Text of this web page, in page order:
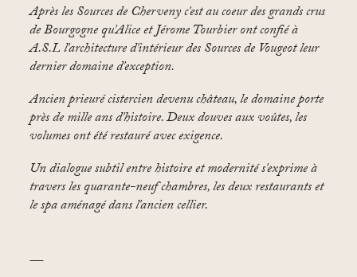
Après les Sources de Cherveny c'est au coeur des grands crus
de Bourgogne qu'Alice et Jérome Tourbier ont confié à
A.S.L l'architecture d'intérieur des Sources de Vougeot leur
dernier domaine d'exception.
Ancien prieuré cistercien devenu château, le domaine porte
près de mille ans d'histoire. Deux douves aux voûtes, les
volumes ont été restauré avec exigence.
Un dialogue subtil entre histoire et modernité s'exprime à
travers les quarante-neuf chambres, les deux restaurants et
le spa aménagé dans l'ancien cellier.
—